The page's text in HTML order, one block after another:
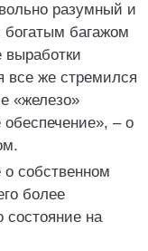
разумный и
богатым багажом
все же стремился
«железо»
– о
собственном
более
состояние на